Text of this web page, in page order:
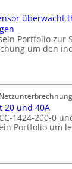
überwacht
Portfolio zur
um den
20 und 40A
1424-200-0
Portfolio um